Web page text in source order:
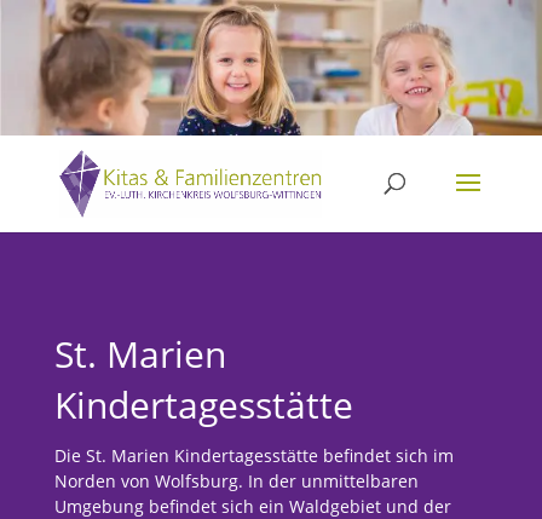
content
St. Marien
Kindertagesstätte
Die St. Marien Kindertagesstätte befindet sich im
Norden von Wolfsburg. In der unmittelbaren
Umgebung befindet sich ein Waldgebiet und der